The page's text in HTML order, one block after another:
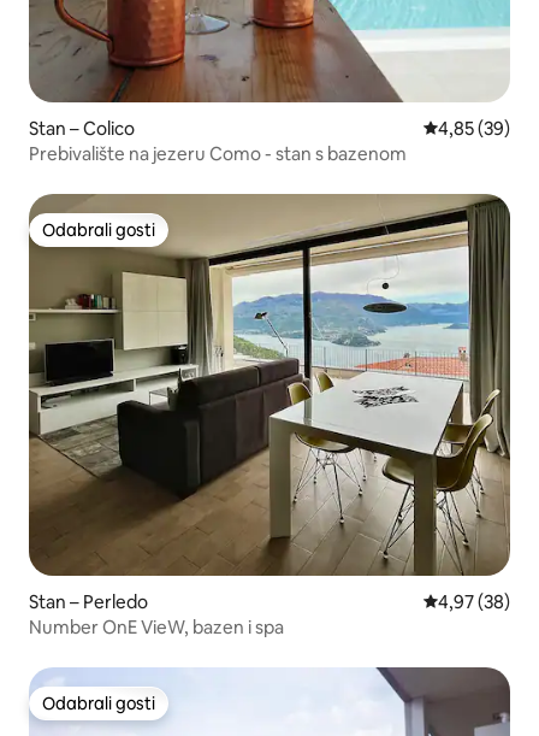
Stan – Colico Prosječna
4,85 (39)
Prebivalište na jezeru Como - stan s bazenom
Odabrali gosti
Odabrali gosti
Stan – Perledo Prosječna
4,97 (38)
Number OnE VieW, bazen i spa
Odabrali gosti
Odabrali gosti